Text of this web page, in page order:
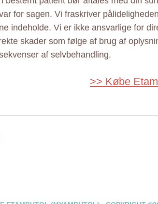
for sagen. Vi fraskriver
indeholde. Vi er ikke ansvarlige for
skader som følge af brug af
af selvbehandling.
>> Købe